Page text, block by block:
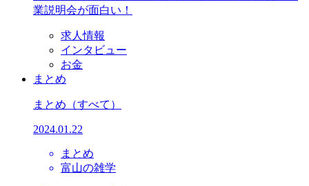
業説明会が面白い！
求人情報
インタビュー
お金
まとめ
まとめ （すべて）
2024.01.22
まとめ
富山の雑学